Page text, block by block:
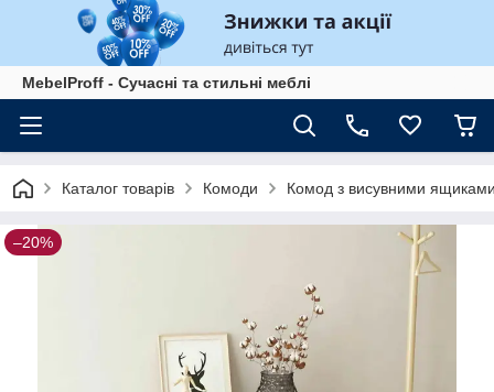
MebelProff - Сучасні та стильні меблі
Каталог товарів Комоди Комод з висувними
–20%